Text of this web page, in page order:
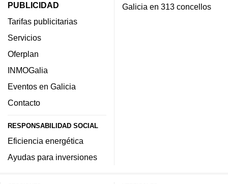
PUBLICIDAD
Tarifas publicitarias
Servicios
Oferplan
INMOGalia
Eventos en Galicia
Contacto
RESPONSABILIDAD SOCIAL
Eficiencia energética
Ayudas para inversiones
Galicia en 313 concellos